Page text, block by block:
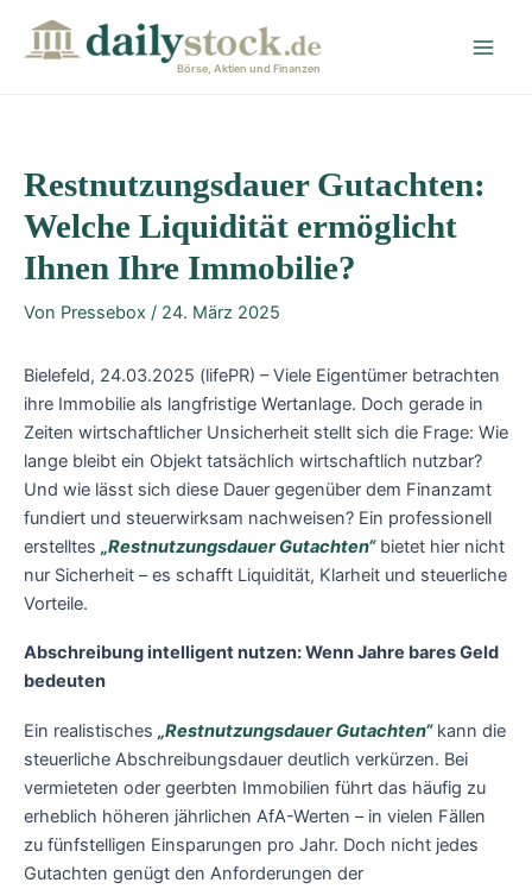
Börse, Aktien und Finanzen
Restnutzungsdauer Gutachten:
Welche Liquidität ermöglicht
Ihnen Ihre Immobilie?
Von Pressebox / 24. März 2025
Bielefeld, 24.03.2025 (lifePR) – Viele Eigentümer betrachten
ihre Immobilie als langfristige Wertanlage. Doch gerade in
Zeiten wirtschaftlicher Unsicherheit stellt sich die Frage: Wie
lange bleibt ein Objekt tatsächlich wirtschaftlich nutzbar?
Und wie lässt sich diese Dauer gegenüber dem Finanzamt
fundiert und steuerwirksam nachweisen? Ein professionell
erstelltes „Restnutzungsdauer Gutachten“bietet hier nicht
nur Sicherheit – es schafft Liquidität, Klarheit und steuerliche
Vorteile.
Abschreibung intelligent nutzen: Wenn Jahre bares Geld
bedeuten
Ein realistisches „Restnutzungsdauer Gutachten“kann die
steuerliche Abschreibungsdauer deutlich verkürzen. Bei
vermieteten oder geerbten Immobilien führt das häufig zu
erheblich höheren jährlichen AfA-Werten – in vielen Fällen
zu fünfstelligen Einsparungen pro Jahr. Doch nicht jedes
Gutachten genügt den Anforderungen der